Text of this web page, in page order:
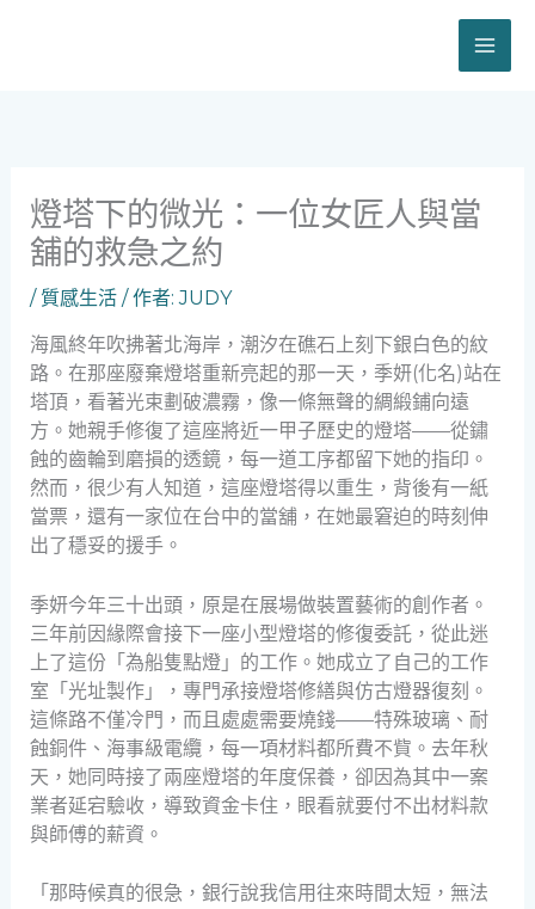
燈塔下的微光：一位女匠人與當
舖的救急之約
/ 質感生活/ 作者:JUDY
海風終年吹拂著北海岸，潮汐在礁石上刻下銀白色的紋
路。在那座廢棄燈塔重新亮起的那一天，季妍(化名)站在
塔頂，看著光束劃破濃霧，像一條無聲的綢緞鋪向遠
方。她親手修復了這座將近一甲子歷史的燈塔——從鏽
蝕的齒輪到磨損的透鏡，每一道工序都留下她的指印。
然而，很少有人知道，這座燈塔得以重生，背後有一紙
當票，還有一家位在台中的當舖，在她最窘迫的時刻伸
出了穩妥的援手。
季妍今年三十出頭，原是在展場做裝置藝術的創作者。
三年前因緣際會接下一座小型燈塔的修復委託，從此迷
上了這份「為船隻點燈」的工作。她成立了自己的工作
室「光址製作」，專門承接燈塔修繕與仿古燈器復刻。
這條路不僅冷門，而且處處需要燒錢——特殊玻璃、耐
蝕銅件、海事級電纜，每一項材料都所費不貲。去年秋
天，她同時接了兩座燈塔的年度保養，卻因為其中一案
業者延宕驗收，導致資金卡住，眼看就要付不出材料款
與師傅的薪資。
「那時候真的很急，銀行說我信用往來時間太短，無法